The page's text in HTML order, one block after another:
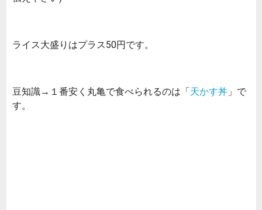
ライス大盛りはプラス50円です。
豆知識→１番安く丸亀で食べられるのは「天かす丼 」で
す。